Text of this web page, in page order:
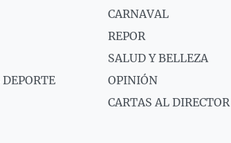
CARNAVAL
REPOR
SALUD Y BELLEZA
OPINIÓN
CARTAS AL DIRECTOR